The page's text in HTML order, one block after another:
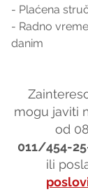
- Plaćena
- Radno
danim
mogu javiti
od
011/454-
ili